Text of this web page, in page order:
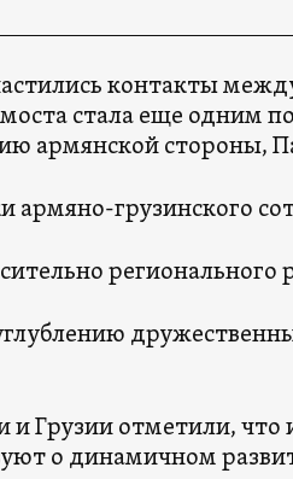
контакты
стала еще одним
армянской стороны,
армяно-грузинского
регионального
и Грузии отметили,
о динамичном